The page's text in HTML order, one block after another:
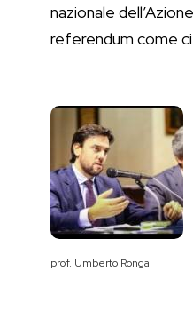
nazionale
referendum come
prof. Umberto Ronga